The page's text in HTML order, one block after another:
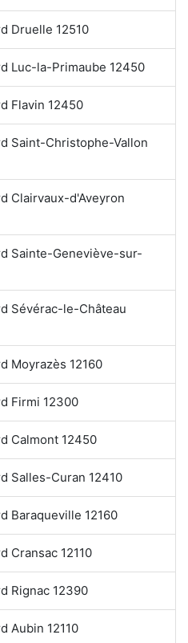
Druelle 12510
Luc-la-Primaube 12450
Flavin 12450
Saint-Christophe-Vallon
Clairvaux-d'Aveyron
Sainte-Geneviève-sur-
Sévérac-le-Château
Moyrazès 12160
Firmi 12300
Calmont 12450
Salles-Curan 12410
Baraqueville 12160
Cransac 12110
Rignac 12390
Aubin 12110